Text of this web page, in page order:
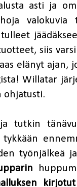
asti ja
siis
elänyt ajan,
Willatar
ohjatusti.
tutkin
työnjälkeä